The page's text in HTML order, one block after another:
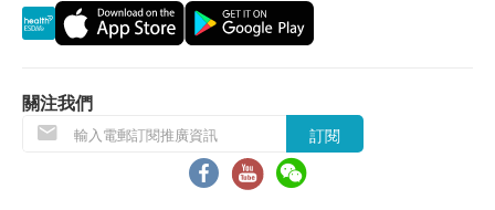
成份
白鳳月舒飲: 粟米糖漿、黃芪、當歸、白术、熟地
黃、茯苓、白芍、高麗參、炙甘草、川芎、陳皮、
膠原蛋白、玫瑰菓
貨品質量保證，於顧客收到產品當日起計，使用
期應最少有12個月或以上。(1包裝滴雞精屬短期貨
退換條款：
當顧客收取已訂購之貨品時，有責任檢查貨品是否
有損毀情況，一經確認簽收，恕不接受退換。
關注我們
訂閱